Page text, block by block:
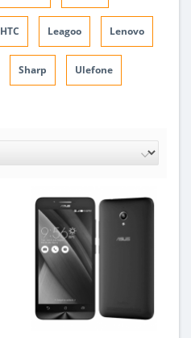
HTC Leagoo Lenovo
Sharp Ulefone